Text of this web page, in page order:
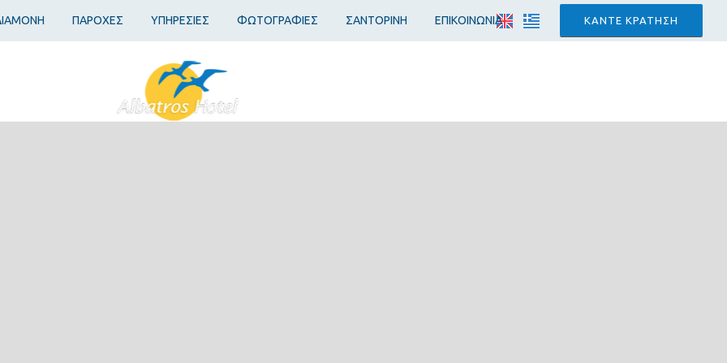
ΚΑΝΤΕ ΚΡΑΤΗΣΗ
ΠΑΡΟΧΕΣ ΥΠΗΡΕΣΙΕΣ ΦΩΤΟΓΡΑΦΙΕΣ ΣΑΝΤΟΡΙΝΗ ΕΠΙΚΟΙΝΩΝΙΑ